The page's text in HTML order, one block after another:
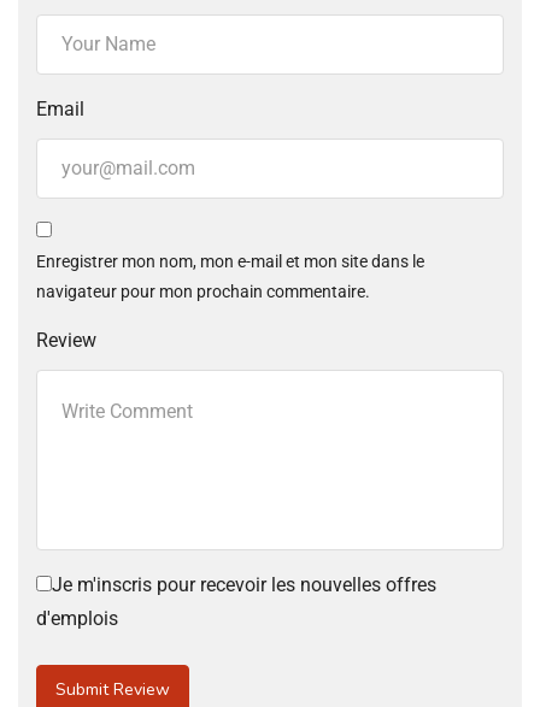
Email
Enregistrer mon nom, mon e-mail et mon site dans le
navigateur pour mon prochain commentaire.
Review
Je m'inscris pour recevoir les nouvelles offres
d'emplois